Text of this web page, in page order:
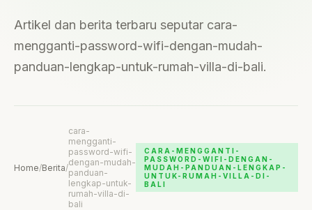
Artikel dan berita terbaru seputar cara-
mengganti-password-wifi-dengan-mudah-
panduan-lengkap-untuk-rumah-villa-di-bali.
Home/Berita/
cara-
mengganti-
password-wifi-
dengan-mudah-
panduan-
lengkap-untuk-
rumah-villa-di-
bali
CARA-MENGGANTI-
PASSWORD-WIFI-DENGAN-
MUDAH-PANDUAN-LENGKAP-
UNTUK-RUMAH-VILLA-DI-
BALI